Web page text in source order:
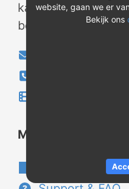
kantooruren
bekijk onze
Meer over REV
website, gaan we er
Bekijk ons